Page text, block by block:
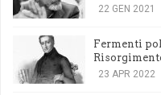
22 GEN 2021
Fermenti
23 APR 2022